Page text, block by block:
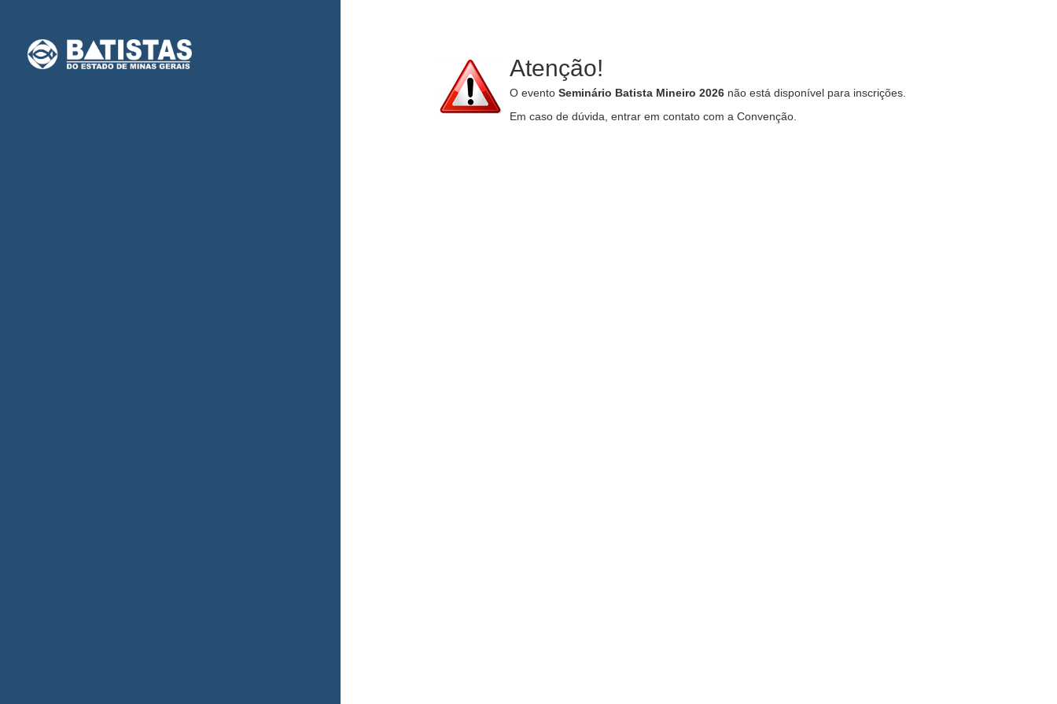
Atenção!
O evento Seminário Batista Mineiro 2026não está disponível para inscrições.
Em caso de dúvida, entrar em contato com a Convenção.